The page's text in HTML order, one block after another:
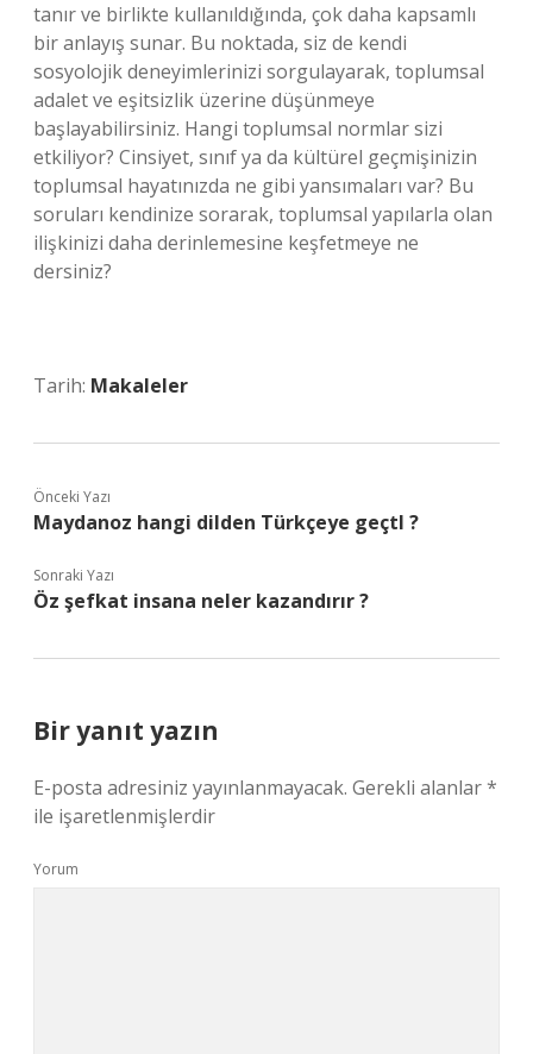
tanır ve birlikte kullanıldığında, çok daha kapsamlı
bir anlayış sunar. Bu noktada, siz de kendi
sosyolojik deneyimlerinizi sorgulayarak, toplumsal
adalet ve eşitsizlik üzerine düşünmeye
başlayabilirsiniz. Hangi toplumsal normlar sizi
etkiliyor? Cinsiyet, sınıf ya da kültürel geçmişinizin
toplumsal hayatınızda ne gibi yansımaları var? Bu
soruları kendinize sorarak, toplumsal yapılarla olan
ilişkinizi daha derinlemesine keşfetmeye ne
dersiniz?
Tarih: Makaleler
Önceki Yazı
Maydanoz hangi dilden Türkçeye geçtI ?
Sonraki Yazı
Öz şefkat insana neler kazandırır ?
Bir yanıt yazın
E-posta adresiniz yayınlanmayacak. Gerekli alanlar*
ile işaretlenmişlerdir
Yorum